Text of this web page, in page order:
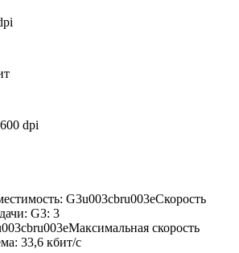
dpi
G3u003cbru003eСкорость
G3: 3
скорость
33,6 кбит/с